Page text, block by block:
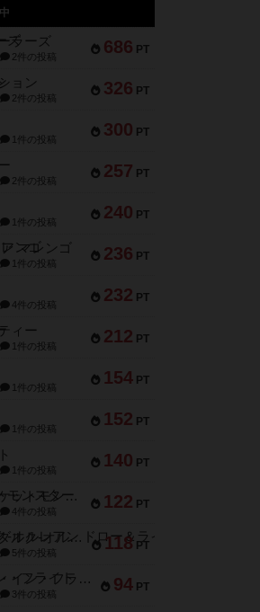
686 PT
ラーズ
2件の投稿
326 PT
ョン
2件の投稿
300 PT
1件の投稿
257 PT
2件の投稿
240 PT
1件の投稿
236 PT
マレンゴ
1件の投稿
232 PT
4件の投稿
212 PT
ィー
1件の投稿
154 PT
1件の投稿
152 PT
1件の投稿
140 PT
1件の投稿
122 PT
ドブル：ポケットモンスター
4件の投稿
118 PT
ジャンヌ・ダルク-オルレアン ドロー＆ライト
5件の投稿
94 PT
ファースト・イン・フライト
3件の投稿